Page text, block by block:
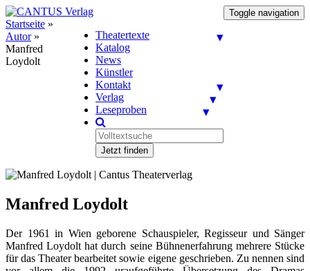
Toggle navigation
Theatertexte
Katalog
News
Künstler
Kontakt
Verlag
Leseproben
Jetzt finden
Startseite »
Autor»
Manfred
Loydolt
Manfred Loydolt
Der 1961 in Wien geborene Schauspieler, Regisseur und Sänger
Manfred Loydolt hat durch seine Bühnenerfahrung mehrere Stücke
für das Theater bearbeitet sowie eigene geschrieben. Zu nennen sind